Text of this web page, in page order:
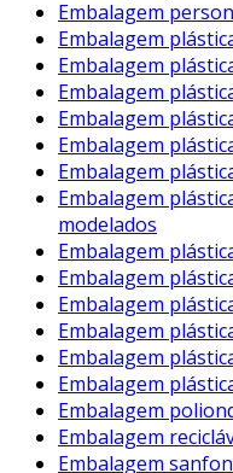
A crescente
torna a embalagem de
inteligente para
destacar no mercado.
mencionados, é vital
considerem a qualidade
Portanto, optar por
fontes certificadas
marca.
Consequentemente,
embalagens de papel,
podem melhorar sua
atrai consumidores que
conscientes sobre suas
Embalagem
Embalagem
Embalagem
Embalagem
Embalagem
Embalagem
Embalagem
Embalagem
modelados
Embalagem
Embalagem
Embalagem
Embalagem
Embalagem
Embalagem
Embalagem
Embalagem
Embalagem